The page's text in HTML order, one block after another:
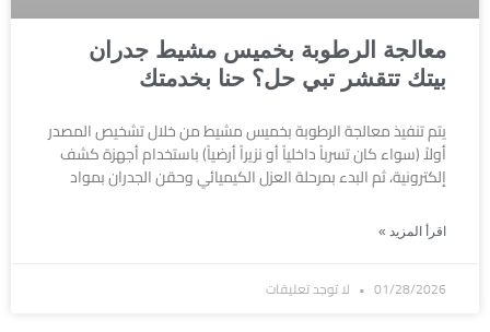
معالجة الرطوبة بخميس مشيط جدران
بيتك تتقشر تبي حل؟ حنا بخدمتك
يتم تنفيذ معالجة الرطوبة بخميس مشيط من خلال تشخيص المصدر
أولاً (سواء كان تسرباً داخلياً أو نزيراً أرضياً) باستخدام أجهزة كشف
إلكترونية، ثم البدء بمرحلة العزل الكيميائي وحقن الجدران بمواد
اقرأ المزيد »
01/28/2026 لا توجد تعليقات